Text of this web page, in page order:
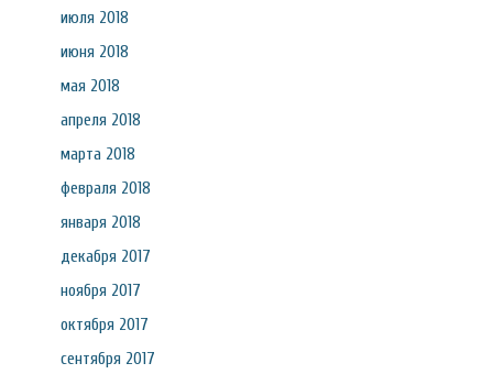
июля 2018
июня 2018
мая 2018
апреля 2018
марта 2018
февраля 2018
января 2018
декабря 2017
ноября 2017
октября 2017
сентября 2017